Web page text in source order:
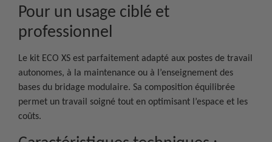
Pour un usage ciblé et
professionnel
Le kit ECO XS est parfaitement adapté aux postes de travail
autonomes, à la maintenance ou à l’enseignement des
bases du bridage modulaire. Sa composition équilibrée
permet un travail soigné tout en optimisant l’espace et les
coûts.